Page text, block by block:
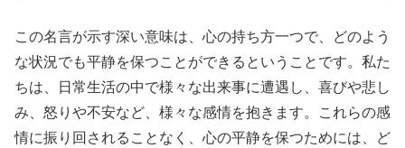
この名言が示す深い意味は、心の持ち方一つで、どのよう
な状況でも平静を保つことができるということです。私た
ちは、日常生活の中で様々な出来事に遭遇し、喜びや悲し
み、怒りや不安など、様々な感情を抱きます。これらの感
情に振り回されることなく、心の平静を保つためには、ど